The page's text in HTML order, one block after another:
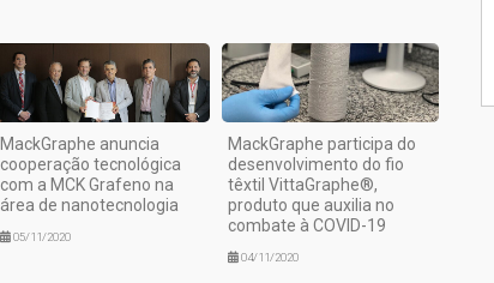
MackGraphe anuncia
cooperação tecnológica
com a MCK Grafeno na
área de nanotecnologia
05/11/2020
MackGraphe participa do
desenvolvimento do fio
têxtil VittaGraphe®,
produto que auxilia no
combate à COVID-19
04/11/2020